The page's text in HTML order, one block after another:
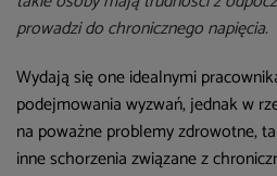
prowadzi do chronicznego napięcia.
Wydają się one idealnymi
podejmowania wyzwań, jednak w
na poważne problemy zdrowotne,
inne schorzenia związane z